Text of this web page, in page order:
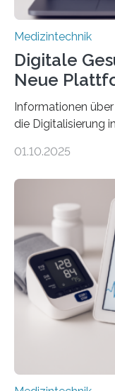
Medizintechnik
Digitale
Neue
Informationen
die Digitalisierung
seriösen und
Forscherinnen
(TUD) richtet sich
und Patienten,
Fachpersonal.
speziell
digitale
01.10.2025